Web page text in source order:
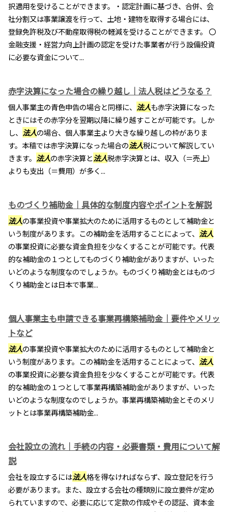
択適用を受けることができます。・認定計画に基づき、合併、会
社分割又は事業譲渡を行って、土地・建物を取得する場合には、
登録免許税及び不動産取得税の軽減を受けることができます。 〇
金融支援・経営力向上計画の認定を受けた事業者が行う設備投資
に必要な資金について...
赤字決算になった場合の繰り越し｜法人税はどうなる？
個人事業主の青色申告の場合と同様に、 法人も赤字決算になった
ときにはその赤字分を翌期以降に繰り越すことが可能です。しか
し、 法人の場合、個人事業主より大きな繰り越しの枠がありま
す。本稿では赤字決算になった場合の法人税について解説してい
きます。 法人の赤字決算と法人税赤字決算とは、収入（＝売上）
よりも支出（＝費用）が多く...
ものづくり補助金｜具体的な制度内容やポイントを解説
法人の事業投資や事業拡大のために活用するものとして補助金と
いう制度があります。この補助金を活用することによって、 法人
の事業投資に必要な資金負担を少なくすることが可能です。代表
的な補助金の１つとしてものづくり補助金がありますが、いった
いどのような制度なのでしょうか。ものづくり補助金とはものづ
くり補助金とは日本で事業...
個人事業主も申請できる事業再構築補助金｜要件やメリッ
トなど
法人の事業投資や事業拡大のために活用するものとして補助金と
いう制度があります。この補助金を活用することによって、 法人
の事業投資に必要な資金負担を少なくすることが可能です。代表
的な補助金の１つとして事業再構築補助金がありますが、いった
いどのような制度なのでしょうか。事業再構築補助金とそのメリ
ットとは事業再構築補助金...
会社設立の流れ｜手続の内容・必要書類・費用について解
説
会社を設立するには法人格を得なければならず、設立登記を行う
必要があります。また、設立する会社の種類別に設立要件が定め
られていますので、必要に応じて定款の作成やその認証、資本金